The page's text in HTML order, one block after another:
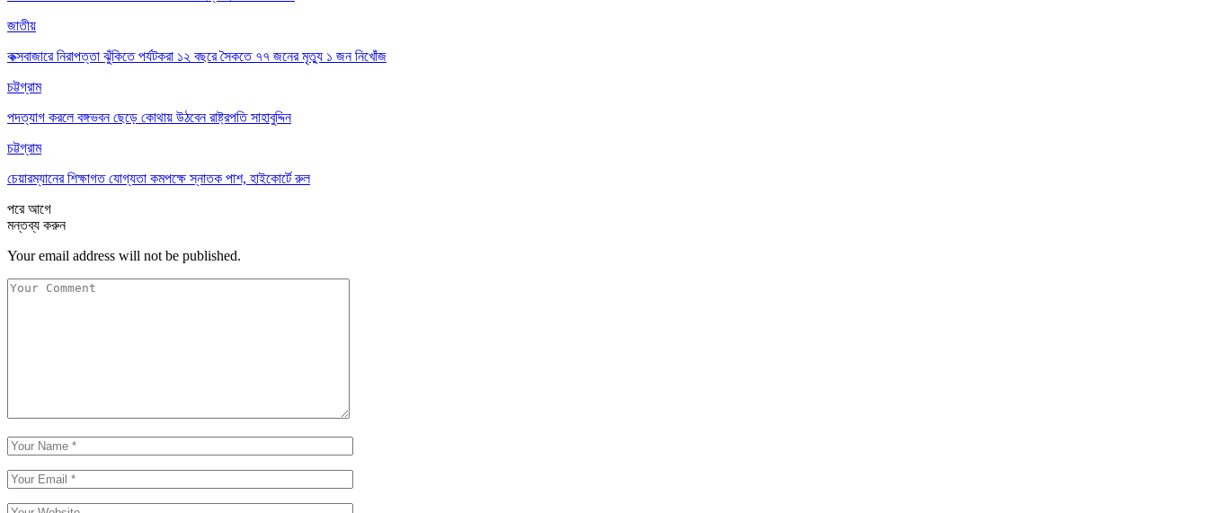
জাতীয়
কক্সবাজারে নিরাপত্তা ঝুঁকিতে পর্যটকরা ১২ বছরে সৈকতে ৭৭ জনের মৃত্যু ১ জন নিখোঁজ
চট্টগ্রাম
পদত্যাগ করলে বঙ্গভবন ছেড়ে কোথায় উঠবেন রাষ্ট্রপতি সাহাবুদ্দিন
চট্টগ্রাম
চেয়ারম্যানের শিক্ষাগত যোগ্যতা কমপক্ষে স্নাতক পাশ, হাইকোর্টে রুল
পরেআগে
মন্তব্য করুন
Your email address will not be published.